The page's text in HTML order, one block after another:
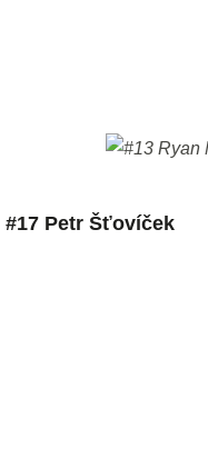
#17 Petr Šťovíček